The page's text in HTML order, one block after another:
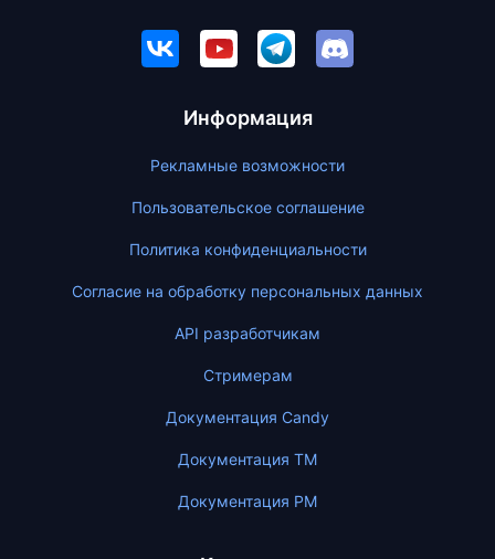
Информация
Рекламные возможности
Пользовательское соглашение
Политика конфиденциальности
Согласие на обработку персональных данных
API разработчикам
Стримерам
Документация Candy
Документация ТМ
Документация PM